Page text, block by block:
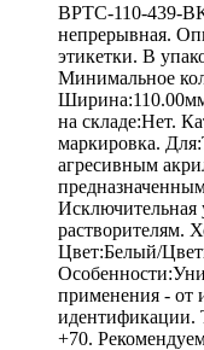
BPTC-110-439-
непрерывная.
этикетки. В
Минимальное
на складе:Нет.
маркировка.
агресивным
Исключительная
растворителям.
Цвет:Белый/
применения - от
идентификации.
+70.